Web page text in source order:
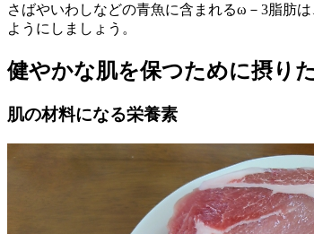
さばやいわしなどの青魚に含まれるω－3脂肪
ようにしましょう。
健やかな肌を保つために摂り
肌の材料になる栄養素